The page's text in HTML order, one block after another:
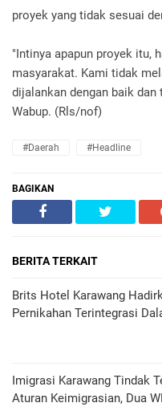
proyek yang tidak sesuai
"Intinya apapun proyek itu,
masyarakat. Kami tidak
dijalankan dengan baik
Wabup. (Rls/nof)
#daerah #headline
BAGIKAN
BERITA TERKAIT
Brits Hotel Karawang
Pernikahan Terintegrasi
Imigrasi Karawang Tindak
Aturan Keimigrasian, Dua